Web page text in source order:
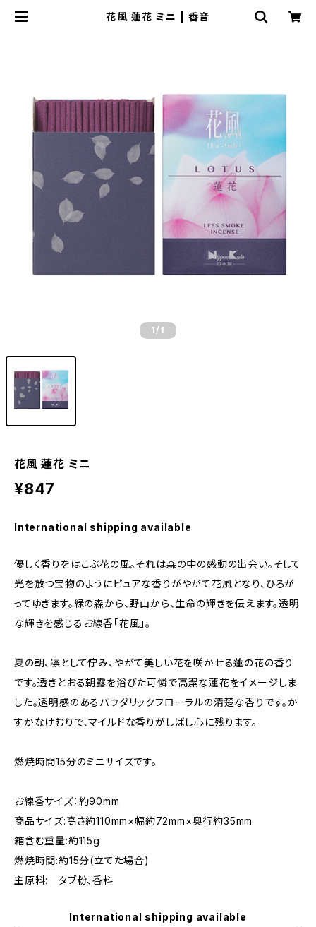
花風 蓮花 ミニ | 香音
1 /1
花風 蓮花 ミニ
¥847
International shipping available
優しく香りをはこぶ花の風。それは森の中の感動の出会い。そして
光を放つ宝物のようにピュアな香りがやがて花風となり、ひろが
ってゆきます。緑の森から、野山から、生命の輝きを伝えます。透明
な輝きを感じるお線香「花風」。
夏の朝、凛として佇み、やがて美しい花を咲かせる蓮の花の香り
です。透きとおる朝露を浴びた可憐で高潔な蓮花をイメージしま
した。透明感のあるパウダリックフローラルの清楚な香りです。か
すかなけむりで、マイルドな香りがしばし心に残ります。
燃焼時間15分のミニサイズです。
お線香サイズ：約90mm
商品サイズ:高さ約110mm×幅約72mm×奥行約35mm
箱含む重量:約115g
燃焼時間:約15分(立てた場合)
主原料: タブ粉、香料
International shipping available